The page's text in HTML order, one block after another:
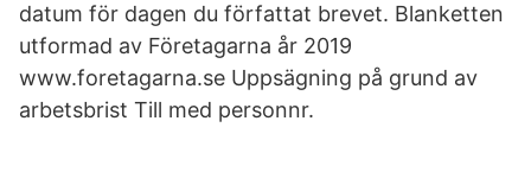
datum för dagen du författat brevet. Blanketten
utformad av Företagarna år 2019
www.foretagarna.se Uppsägning på grund av
arbetsbrist Till med personnr.